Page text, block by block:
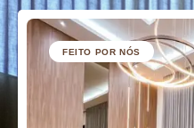
FEITO POR NÓS